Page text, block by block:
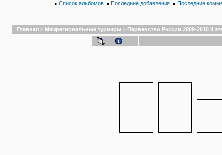
● Список альбомов ● Последние добавления ● Последние
Главная > Межрегиональные турниры > Первенство России 2009-2010 II